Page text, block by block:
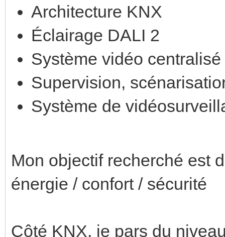
Architecture KNX
Éclairage DALI 2
Système vidéo
Supervision,
Système de
Mon objectif recherché est
énergie / confort / sécurité
Côté KNX, je pars du